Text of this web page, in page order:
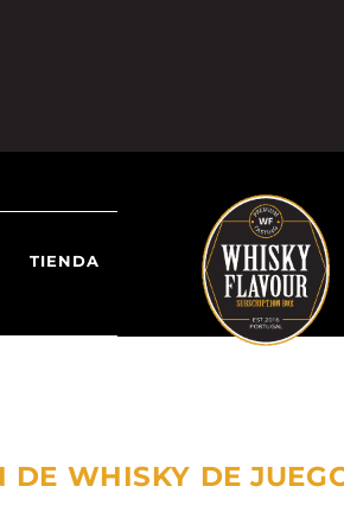
TIENDA
WHISKY DE